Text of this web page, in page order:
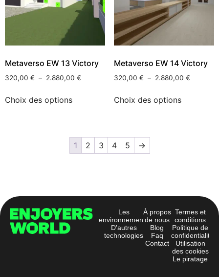
Metaverso EW 13 Victory
320,00 € – 2.880,00 €
Choix des options
Metaverso EW 14 Victory
320,00 € – 2.880,00 €
Choix des options
1 2 3 4 5 →
Les
environnements
D'autres
technologies
À propos
de nous
Blog
Faq
Contact
Termes et
conditions
Politique de
confidentialité
Utilisation
des cookies
Le piratage